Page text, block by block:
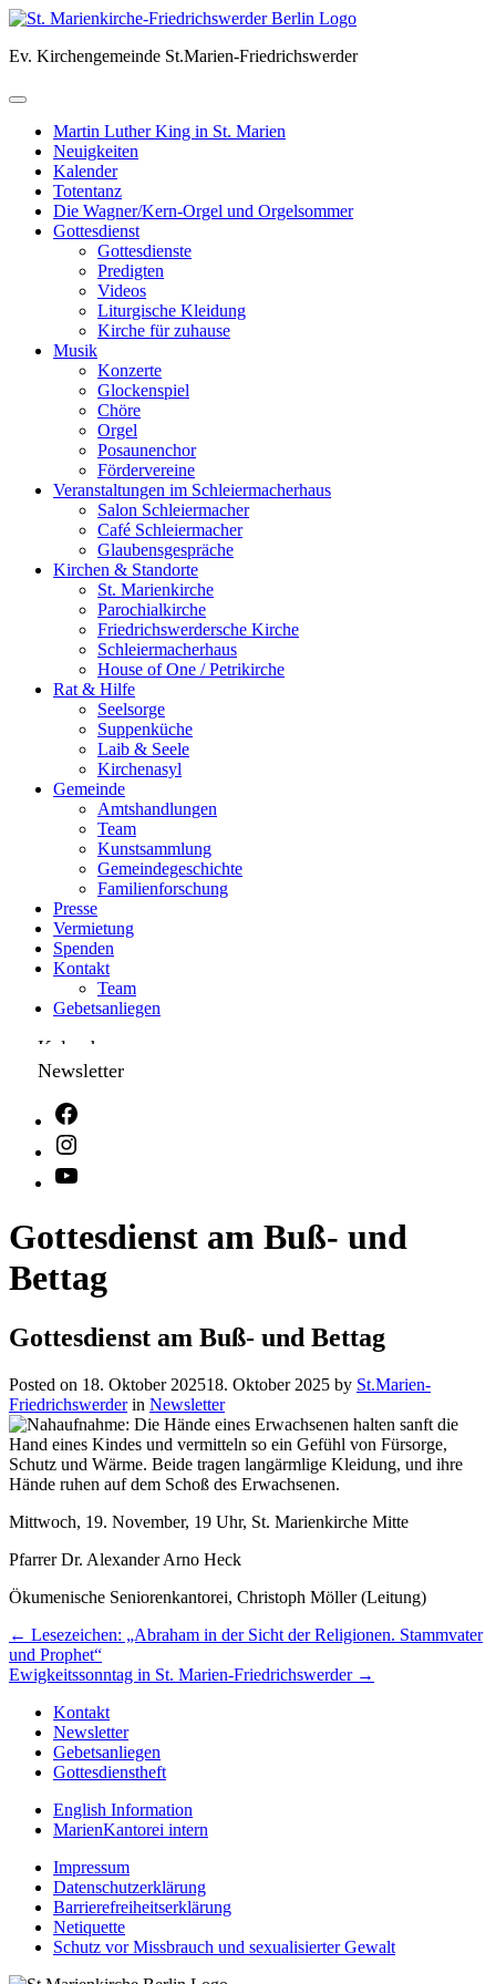
Skip
content
Ev. Kirchengemeinde St.Marien-Friedrichswerder
Martin Luther King in St. Marien
Neuigkeiten
Kalender
Totentanz
Die Wagner/Kern-Orgel und Orgelsommer
Gottesdienst
Gottesdienste
Predigten
Videos
Liturgische Kleidung
Kirche für zuhause
Musik
Konzerte
Glockenspiel
Chöre
Orgel
Posaunenchor
Fördervereine
Veranstaltungen im Schleiermacherhaus
Salon Schleiermacher
Café Schleiermacher
Glaubensgespräche
Kirchen & Standorte
St. Marienkirche
Parochialkirche
Friedrichswerdersche Kirche
Schleiermacherhaus
House of One / Petrikirche
Rat & Hilfe
Seelsorge
Suppenküche
Laib & Seele
Kirchenasyl
Gemeinde
Amtshandlungen
Team
Kunstsammlung
Gemeindegeschichte
Familienforschung
Presse
Vermietung
Spenden
Kontakt
Team
Gebetsanliegen
Kalender
Newsletter
Gottesdienst am Buß- und
Bettag
Gottesdienst am Buß- und Bettag
Posted on 18. Oktober 202518. Oktober 2025 by St.Marien-
Friedrichswerderin Newsletter
Mittwoch, 19. November, 19 Uhr, St. Marienkirche Mitte
Pfarrer Dr. Alexander Arno Heck
Ökumenische Seniorenkantorei, Christoph Möller (Leitung)
Beitragsnavigation
← Lesezeichen: „Abraham in der Sicht der Religionen. Stammvater
und Prophet“
Ewigkeitssonntag in St. Marien-Friedrichswerder →
Kontakt
Newsletter
Gebetsanliegen
Gottesdienstheft
English Information
MarienKantorei intern
Impressum
Datenschutzerklärung
Barrierefreiheitserklärung
Netiquette
Schutz vor Missbrauch und sexualisierter Gewalt